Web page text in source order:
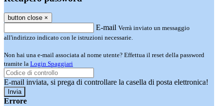
button close ×
E-mail Verrà inviato un messaggio
all'indirizzo indicato con le istruzioni necessarie.
Non hai una e-mail associata al nome utente? Effettua il reset della password
tramite la Login Spaggiari
E-mail inviata, si prega di controllare la casella di posta elettronica!
Errore